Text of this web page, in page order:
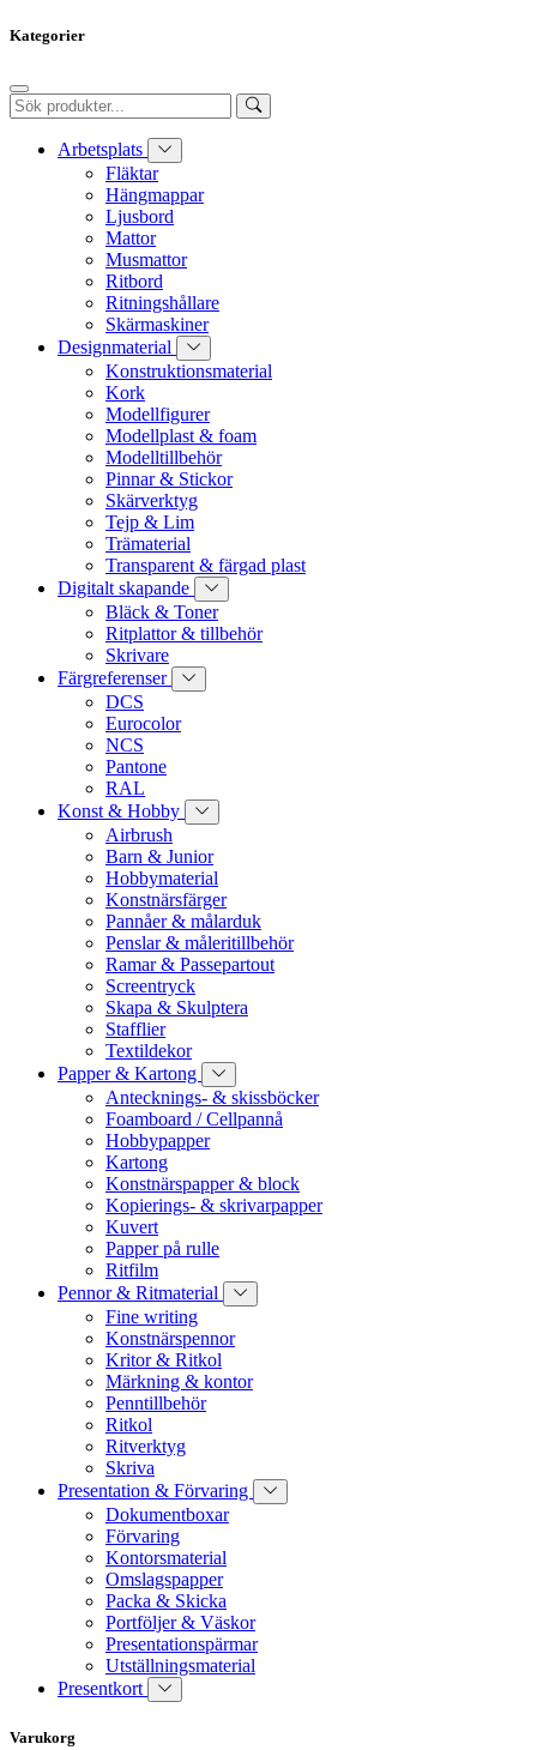
Kategorier
Arbetsplats
Fläktar
Hängmappar
Ljusbord
Mattor
Musmattor
Ritbord
Ritningshållare
Skärmaskiner
Designmaterial
Konstruktionsmaterial
Kork
Modellfigurer
Modellplast & foam
Modelltillbehör
Pinnar & Stickor
Skärverktyg
Tejp & Lim
Trämaterial
Transparent & färgad plast
Digitalt skapande
Bläck & Toner
Ritplattor & tillbehör
Skrivare
Färgreferenser
DCS
Eurocolor
NCS
Pantone
RAL
Konst & Hobby
Airbrush
Barn & Junior
Hobbymaterial
Konstnärsfärger
Pannåer & målarduk
Penslar & måleritillbehör
Ramar & Passepartout
Screentryck
Skapa & Skulptera
Stafflier
Textildekor
Papper & Kartong
Antecknings- & skissböcker
Foamboard / Cellpannå
Hobbypapper
Kartong
Konstnärspapper & block
Kopierings- & skrivarpapper
Kuvert
Papper på rulle
Ritfilm
Pennor & Ritmaterial
Fine writing
Konstnärspennor
Kritor & Ritkol
Märkning & kontor
Penntillbehör
Ritkol
Ritverktyg
Skriva
Presentation & Förvaring
Dokumentboxar
Förvaring
Kontorsmaterial
Omslagspapper
Packa & Skicka
Portföljer & Väskor
Presentationspärmar
Utställningsmaterial
Presentkort
Varukorg